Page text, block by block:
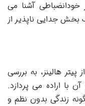
خودانضباطی آشنا می
بخش جدایی ناپذیر از
هالینز، به بررسی
با اراده می پردازد.
زندگی بدون نظم و